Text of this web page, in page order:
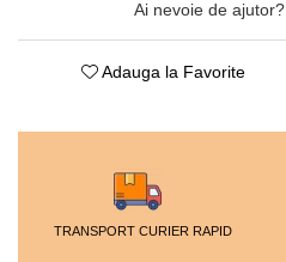
Ai nevoie de ajutor?
Adauga la Favorite
TRANSPORT CURIER RAPID